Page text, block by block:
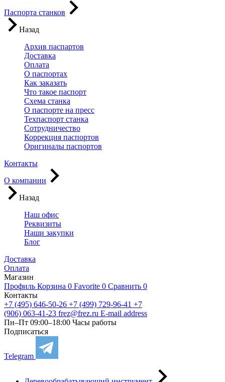
Паспорта станков
Назад
Архив паспартов
Доставка
Оплата
О паспортах
Как заказать
Что такое паспорт
Схема станка
О паспорте на пресс
Техпаспорт станка
Сотрудничество
Коррекция паспортов
Оригиналы паспортов
Контакты
О компании
Назад
Наш офис
Реквизиты
Наши закупки
Блог
Доставка
Оплата
Магазин
Профиль Корзина 0 Favorite 0 Сравнить 0
Контакты
+7 (495) 646-50-26 +7 (499) 729-96-41 +7
(906) 063-41-23 frez@frez.ru E-mail address
Пн–Пт 09:00–18:00 Часы работы
Подписаться
Telegram